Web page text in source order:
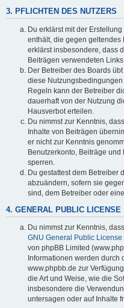
3. PFLICHTEN DES NUTZERS
Du erklärst mit der
enthält, die gegen geltendes
erklärst insbesondere, dass
Beiträgen verwendeten
Der Betreiber des Boards
diese
Regeln kann der Betreiber
dauerhaft von der Nutzung
Hausverbot erteilen.
Du nimmst zur Kenntnis,
Inhalte von Beiträgen
er nicht zur Kenntnis
Benutzerkonto, Beiträge
sperren.
Du gestattest dem Betreiber
abzuändern, sofern sie
sind, dem Betreiber oder
4. GENERAL PUBLIC LICENSE
Du nimmst zur Kenntnis,
GNU General Public License
von phpBB Limited
Informationen werden
www.phpbb.de zur
die Art und Weise, wie die
insbesondere die
untersagen oder auf Inhalte